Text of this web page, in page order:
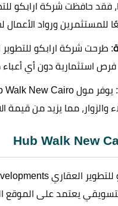
للمستثمرين ورواد الأعمال
استثمارية دون أي أعباء
والزوار، مما يزيد من قيمة
التسويقي يعتمد على